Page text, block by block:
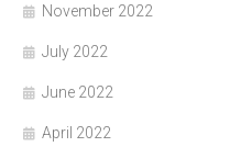
November 2022
July 2022
June 2022
April 2022